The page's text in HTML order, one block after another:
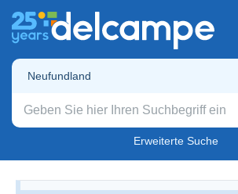
Neufundland
Erweiterte Suche